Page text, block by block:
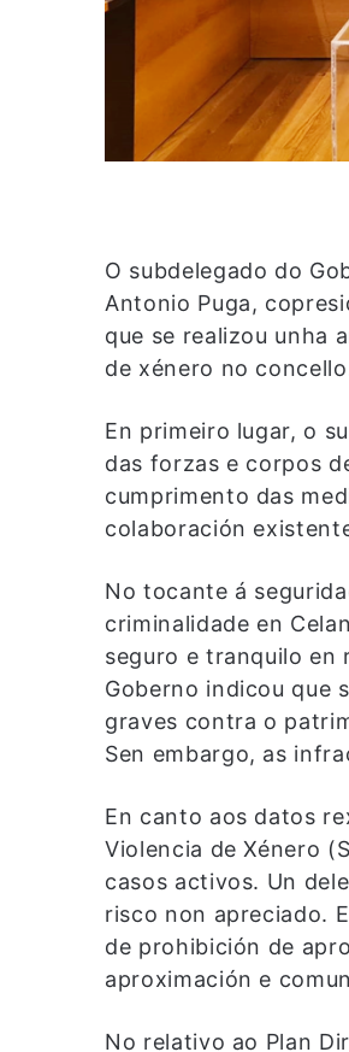
O subdelegado do
Antonio Puga,
que se realizou unha
de xénero no
En primeiro lugar, o
das forzas e corpos
cumprimento das
colaboración
No tocante á
criminalidade en
seguro e tranquilo en
Goberno indicou que
graves contra o
Sen embargo, as
En canto aos datos
Violencia de Xénero
casos activos. Un
risco non apreciado.
de prohibición de
aproximación e
No relativo ao Plan